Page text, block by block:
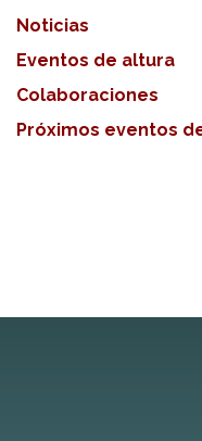
Noticias
Eventos de altura
Colaboraciones
Próximos eventos